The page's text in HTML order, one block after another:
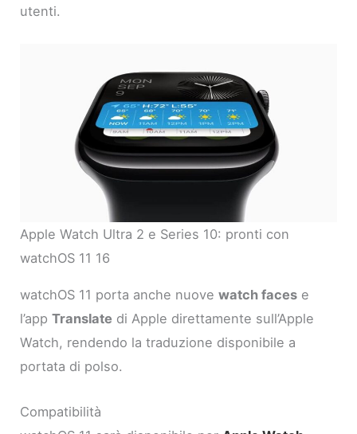
utenti.
Apple Watch Ultra 2 e Series 10: pronti con
watchOS 11 16
watchOS 11 porta anche nuovewatch faces e
l’appTranslate di Apple direttamente sull’Apple
Watch, rendendo la traduzione disponibile a
portata di polso.
Compatibilità